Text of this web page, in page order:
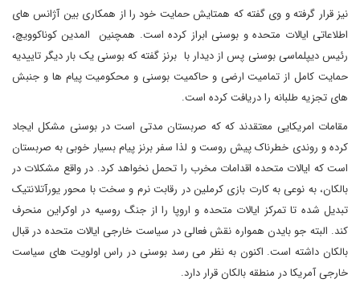
نیز قرار گرفته و وی گفته که همتایش حمایت خود را از همکاری بین آژانس های
اطلاعاتی ایالات متحده و بوسنی ابراز کرده است. همچنین المدین کوناکوویچ،
رئیس دیپلماسی بوسنی پس از دیدار با برنز گفته که بوسنی یک بار دیگر تاییدیه
حمایت کامل از تمامیت ارضی و حاکمیت بوسنی و محکومیت پیام ها و جنبش
های تجزیه طلبانه را دریافت کرده است.
مقامات امریکایی معتقدند که که صربستان مدتی است در بوسنی مشکل ایجاد
کرده و روندی خطرناک پیش روست و لذا سفر برنز پیام بسیار خوبی به صربستان
است که ایالات متحده اقدامات مخرب را تحمل نخواهد کرد. در واقع مشکلات در
بالکان، به نوعی به کارت بازی کرملین در رقابت نرم و سخت با محور یورآتلانتیک
تبدیل شده تا تمرکز ایالات متحده و اروپا را از جنگ روسیه در اوکراین منحرف
کند. البته جو بایدن همواره نقش فعالی در سیاست خارجی ایالات متحده در قبال
بالکان داشته است. اکنون به نظر می رسد بوسنی در راس اولویت های سیاست
خارجی آمریکا در منطقه بالکان قرار دارد.